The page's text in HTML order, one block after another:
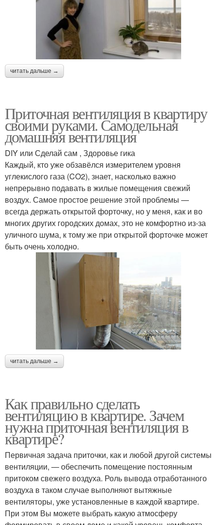
читать дальше →
Приточная вентиляция в квартиру
своими руками. Самодельная
домашняя вентиляция
DIY или Сделай сам , Здоровье гика
Каждый, кто уже обзавёлся измерителем уровня
углекислого газа (CO2), знает, насколько важно
непрерывно подавать в жилые помещения свежий
воздух. Самое простое решение этой проблемы —
всегда держать открытой форточку, но у меня, как и во
многих других городских домах, это не комфортно из-за
уличного шума, к тому же при открытой форточке может
быть очень холодно.
читать дальше →
Как правильно сделать
вентиляцию в квартире. Зачем
нужна приточная вентиляция в
квартире?
Первичная задача приточки, как и любой другой системы
вентиляции, — обеспечить помещение постоянным
притоком свежего воздуха. Роль вывода отработанного
воздуха в таком случае выполняют вытяжные
вентиляторы, уже установленные в каждой квартире.
При этом Вы можете выбрать какую атмосферу